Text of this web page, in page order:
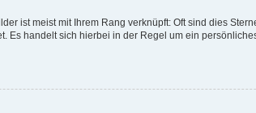
ist meist mit Ihrem Rang verknüpft: Oft sind dies
Es handelt sich hierbei in der Regel um ein